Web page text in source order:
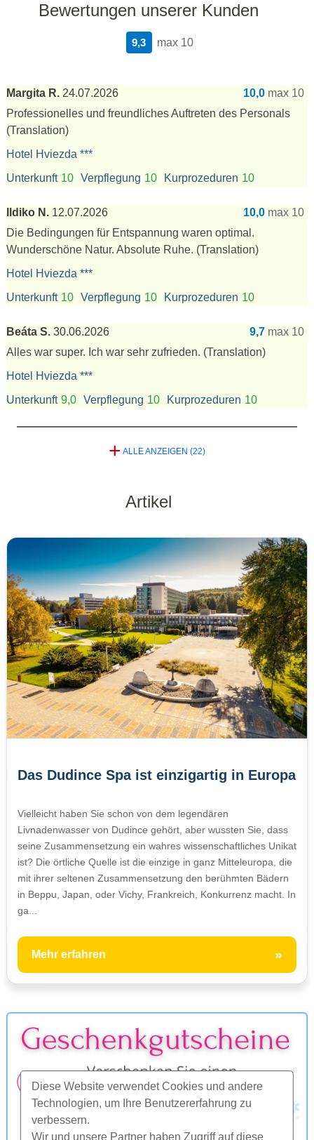
Diese Website verwendet Cookies und andere
Technologien, um Ihre Benutzererfahrung zu
verbessern.
Wir und unsere Partner haben Zugriff auf diese
Bewertungen unserer Kunden
max 10
9,3
Margita R. 24.07.2026 10,0 max 10
Professionelles und freundliches Auftreten des Personals
(Translation)
Hotel Hviezda ***
Unterkunft 10 Verpflegung 10 Kurprozeduren 10
Ildiko N. 12.07.2026 10,0 max 10
Die Bedingungen für Entspannung waren optimal.
Wunderschöne Natur. Absolute Ruhe. (Translation)
Hotel Hviezda ***
Unterkunft 10 Verpflegung 10 Kurprozeduren 10
Beáta S. 30.06.2026 9,7 max 10
Alles war super. Ich war sehr zufrieden. (Translation)
Hotel Hviezda ***
Unterkunft 9,0 Verpflegung 10 Kurprozeduren 10
+ ALLE ANZEIGEN (22)
Artikel
Das Dudince Spa ist einzigartig in Europa
Vielleicht haben Sie schon von dem legendären
Livnadenwasser von Dudince gehört, aber wussten Sie, dass
seine Zusammensetzung ein wahres wissenschaftliches Unikat
ist? Die örtliche Quelle ist die einzige in ganz Mitteleuropa, die
mit ihrer seltenen Zusammensetzung den berühmten Bädern
in Beppu, Japan, oder Vichy, Frankreich, Konkurrenz macht. In
ga...
Mehr erfahren »